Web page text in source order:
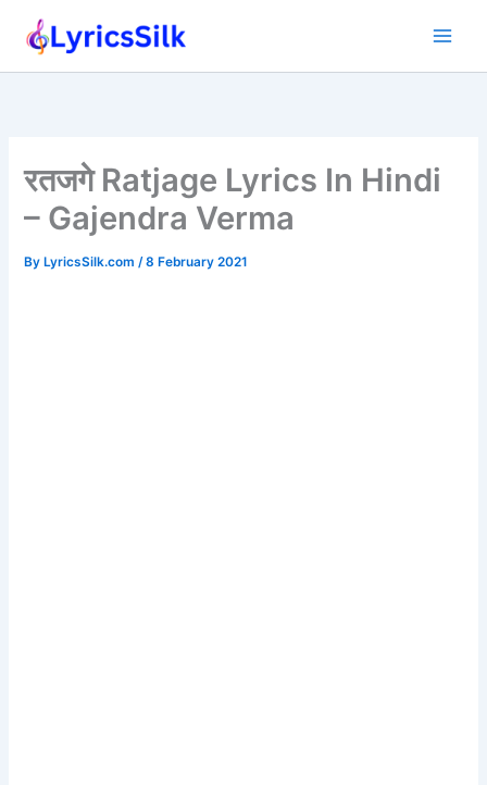
रतजगे Ratjage Lyrics In Hindi
– Gajendra Verma
ByLyricsSilk.com /8 February 2021